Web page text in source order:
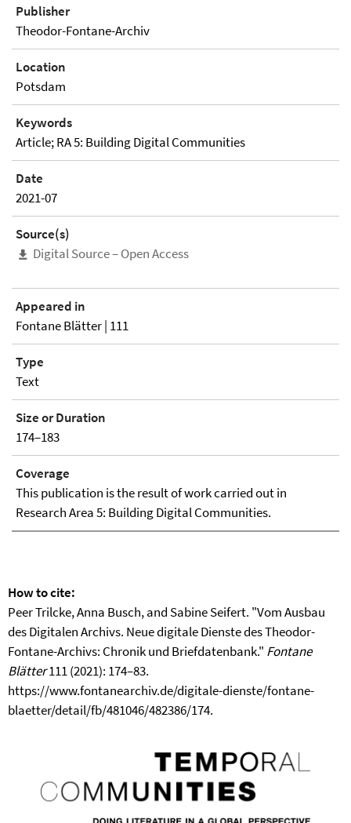
Publisher
Theodor-Fontane-Archiv
Location
Potsdam
Keywords
Article; RA 5: Building Digital Communities
Date
2021-07
Source(s)
Digital Source – Open Access
Appeared in
Fontane Blätter | 111
Type
Text
Size or Duration
174–183
Coverage
This publication is the result of work carried out in
Research Area 5: Building Digital Communities.
How to cite:
Peer Trilcke, Anna Busch, and Sabine Seifert. "Vom Ausbau
des Digitalen Archivs. Neue digitale Dienste des Theodor-
Fontane-Archivs: Chronik und Briefdatenbank." Fontane
Blätter111 (2021): 174–83.
https://www.fontanearchiv.de/digitale-dienste/fontane-
blaetter/detail/fb/481046/482386/174.